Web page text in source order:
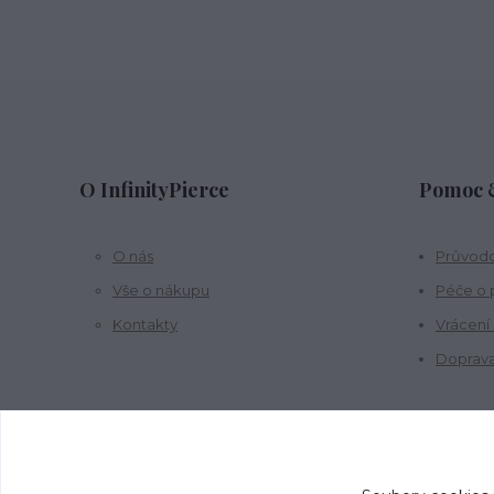
O InfinityPierce
O nás
Vše o nákupu
Kontakty
Pomoc
Péče o